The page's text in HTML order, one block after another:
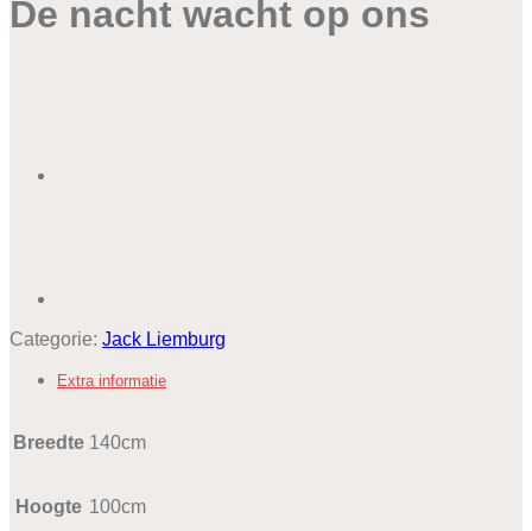
De nacht wacht op ons
Categorie: Jack Liemburg
Extra informatie
Breedte 140cm
Hoogte 100cm